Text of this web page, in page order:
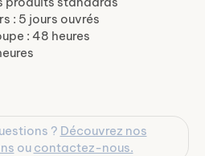
: 5 jours ouvrés
: 48 heures
? Découvrez nos
ou contactez-nous.